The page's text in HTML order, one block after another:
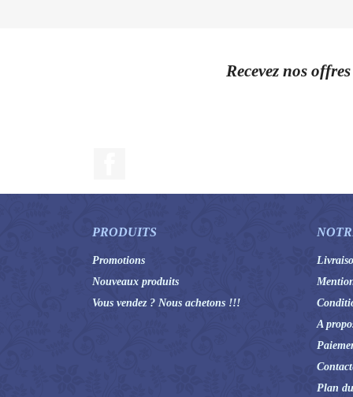
Recevez nos
PRODUITS
Promotions
Nouveaux produits
Vous vendez ? Nous achetons !!!
A
Plan